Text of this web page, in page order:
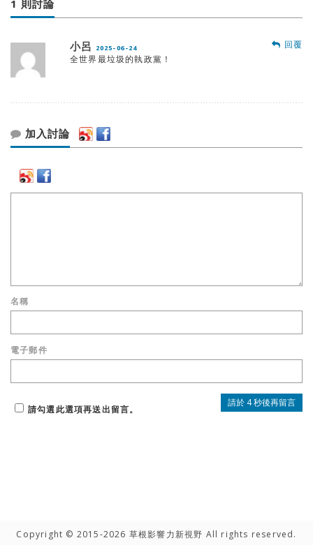
1 則討論
小呂 2025-06-24
全世界最垃圾的執政黨！
回覆
加入討論
名稱
電子郵件
請勾選此選項再送出留言。
Copyright © 2015-2026 草根影響力新視野 All rights reserved.